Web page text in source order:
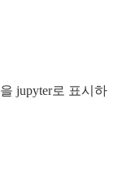
jupyter로 표시하